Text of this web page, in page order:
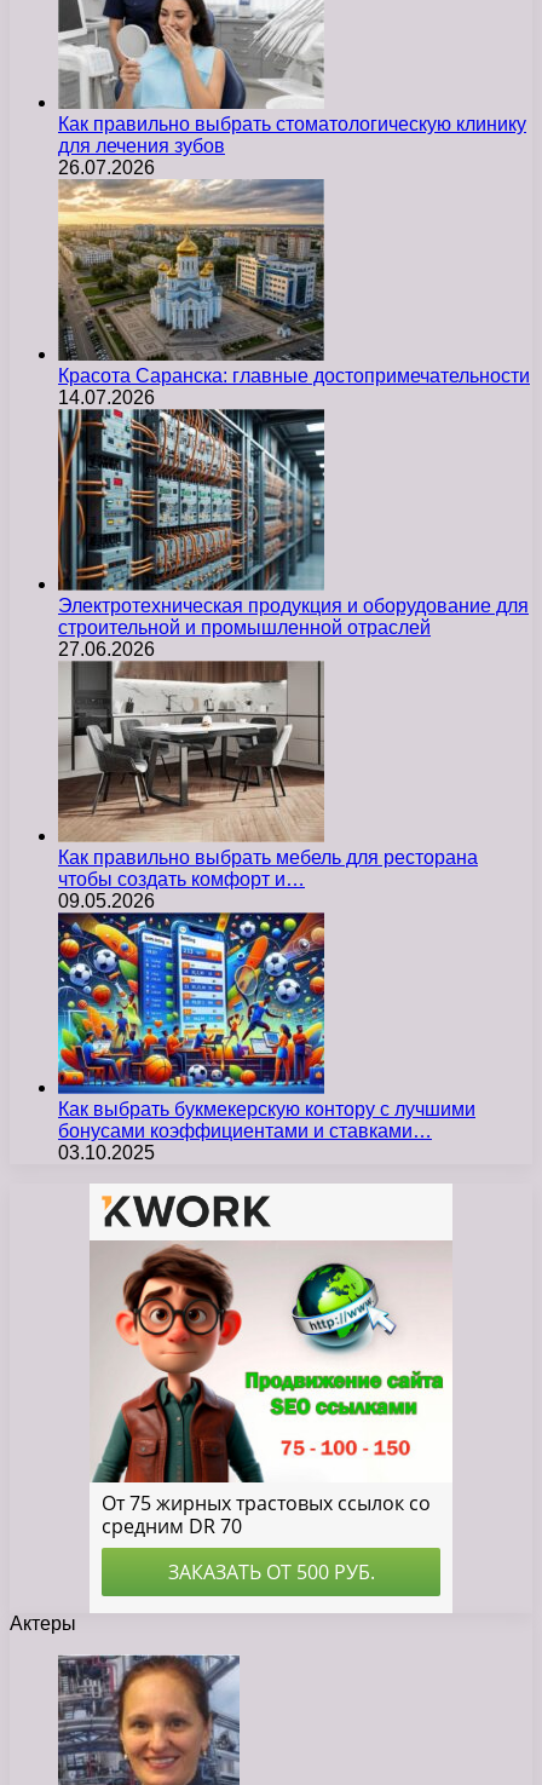
Как правильно выбрать стоматологическую клинику
для лечения зубов
26.07.2026
Красота Саранска: главные достопримечательности
14.07.2026
Электротехническая продукция и оборудование для
строительной и промышленной отраслей
27.06.2026
Как правильно выбрать мебель для ресторана
чтобы создать комфорт и…
09.05.2026
Как выбрать букмекерскую контору с лучшими
бонусами коэффициентами и ставками…
03.10.2025
Актеры